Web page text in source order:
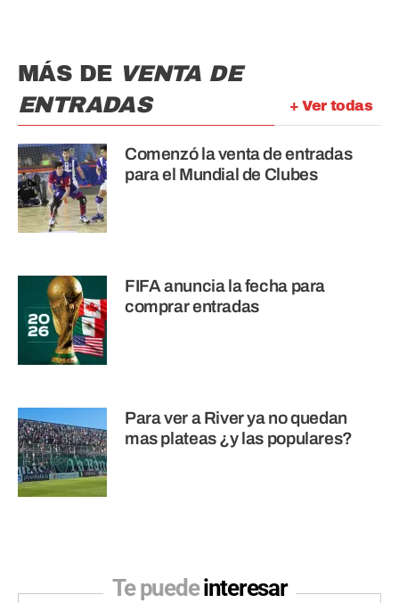
+ Ver todas
MÁS DE VENTA DE
ENTRADAS
Comenzó la venta de entradas
para el Mundial de Clubes
FIFA anuncia la fecha para
comprar entradas
Para ver a River ya no quedan
mas plateas ¿y las populares?
Te puedeinteresar